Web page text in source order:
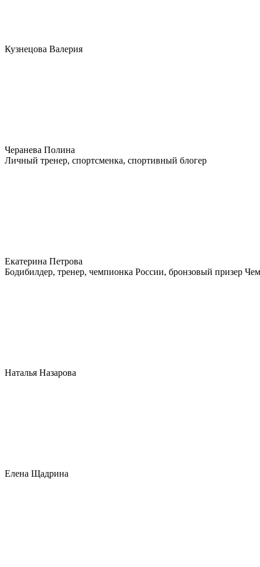
Кузнецова Валерия
Черанева Полина
Личный тренер, спортсменка, спортивный блогер
Екатерина Петрова
Бодибилдер, тренер, чемпионка России, бронзовый призер
Наталья Назарова
Елена Щадрина